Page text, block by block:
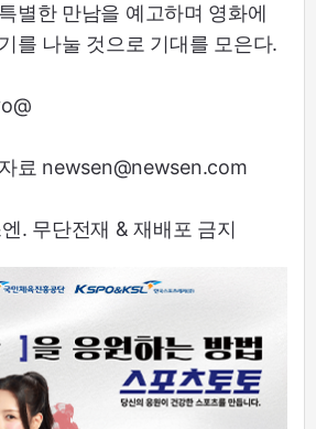
별한 만남을 예고하며 영화에
를 나눌 것으로 기대를 모은다.
료 newsen@newsen.com
. 무단전재 & 재배포 금지